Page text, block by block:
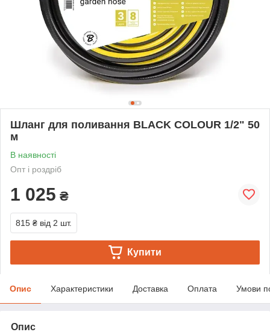
Шланг для поливання BLACK COLOUR 1/2" 50
м
В наявності
Опт і роздріб
1 025 ₴
815 ₴ від 2 шт.
Купити
Опис Характеристики Доставка Оплата Умови
Опис